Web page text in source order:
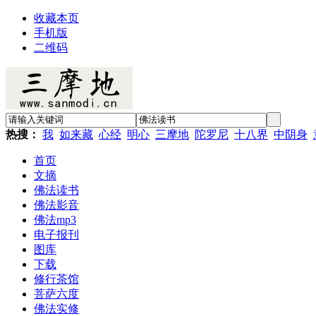
收藏本页
手机版
二维码
热搜： 我 如来藏 心经 明心 三摩地 陀罗尼 十八界 中阴身
首页
文摘
佛法读书
佛法影音
佛法mp3
电子报刊
图库
下载
修行茶馆
菩萨六度
佛法实修